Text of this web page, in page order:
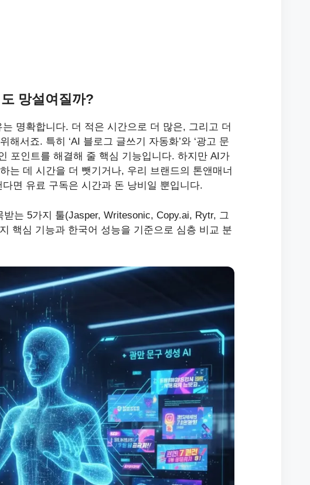
망설여질까?
명확합니다. 더 적은 시간으로 더 많은, 그리고 더
해서죠. 특히 ‘AI 블로그 글쓰기 자동화’와 ‘광고 문
포인트를 해결해 줄 핵심 기능입니다. 하지만 AI가
는 데 시간을 더 뺏기거나, 우리 브랜드의 톤앤매너
면 유료 구독은 시간과 돈 낭비일 뿐입니다.
는 5가지 툴(Jasper, Writesonic, Copy.ai, Rytr, 그
핵심 기능과 한국어 성능을 기준으로 심층 비교 분